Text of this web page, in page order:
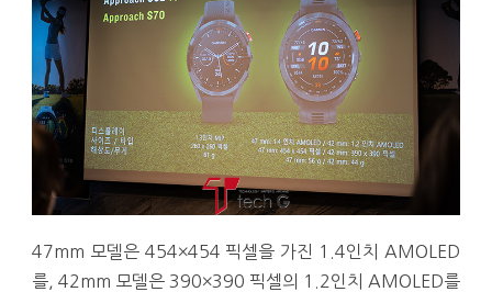
47mm 모델은 454×454 픽셀을 가진 1.4인치 AMOLED
를, 42mm 모델은 390×390 픽셀의 1.2인치 AMOLED를